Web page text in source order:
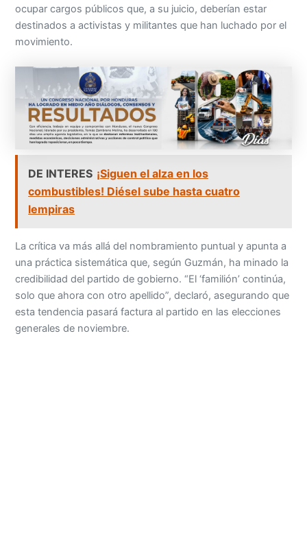
ocupar cargos públicos que, a su juicio, deberían estar
destinados a activistas y militantes que han luchado por el
movimiento.
DE INTERES ¡Siguen el alza en los
combustibles! Diésel sube hasta cuatro
lempiras
La crítica va más allá del nombramiento puntual y apunta a
una práctica sistemática que, según Guzmán, ha minado la
credibilidad del partido de gobierno. “El ‘familión’ continúa,
solo que ahora con otro apellido”, declaró, asegurando que
esta tendencia pasará factura al partido en las elecciones
generales de noviembre.